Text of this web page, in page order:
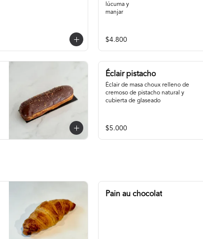
lúcuma y
manjar
$4.800
Éclair pistacho
Éclair de masa choux relleno de
cremoso de pistacho natural y
cubierta de glaseado
$5.000
Pain au chocolat